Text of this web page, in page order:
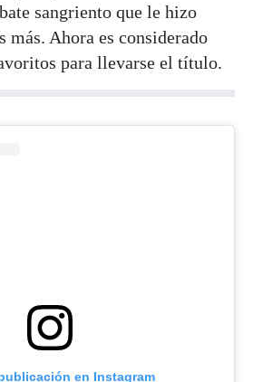
sangriento que le hizo
más. Ahora es considerado
para llevarse el título.
en Instagram